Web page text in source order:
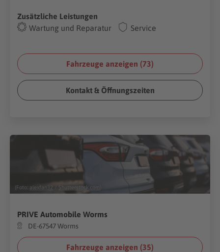
Zusätzliche Leistungen
Wartung und Reparatur
Service
Fahrzeuge anzeigen (73)
Kontakt & Öffnungszeiten
(Foto: alexfan32 Shutterstock.com
PRIVE Automobile Worms
DE-67547 Worms
Fahrzeuge anzeigen (35)